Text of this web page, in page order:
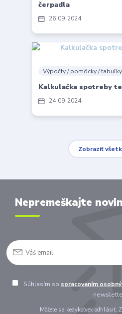
26 09 2024
čerpadla
24 09 2024
Výpočty / pomôcky / tabuľky
Kalkulačka spotreby
Zobraziť
Nepremeškajte
Súhlasím so spracovaním
Môžete sa kedykoľvek odhlásiť.